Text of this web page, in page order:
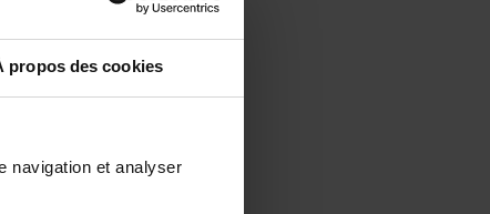
propos des cookies
navigation et analyser